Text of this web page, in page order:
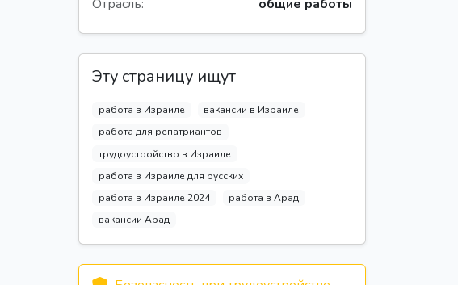
Отрасль: общие работы
Эту страницу ищут
работа в Израиле
вакансии в Израиле
работа для репатриантов
трудоустройство в Израиле
работа в Израиле для русских
работа в Израиле 2024
работа в Арад
вакансии Арад